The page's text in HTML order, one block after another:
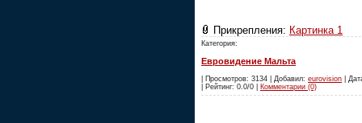
Прикрепления: Картинка 1
Категория:
Евровидение Мальта
| Просмотров: 3134 | Добавил: eurovision |
| Рейтинг: 0.0/0 | Комментарии (0)